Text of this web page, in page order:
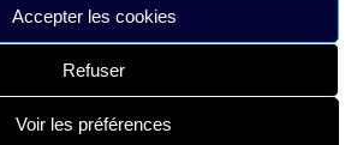
Accepter les cookies
Refuser
Voir les préférences
: naturellement envoûtante ?